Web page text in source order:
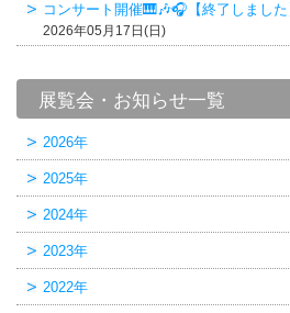
コンサート開催🎹🎶🎧【終了しました
2026年05月17日(日)
展覧会・お知らせ一覧
2026年
2025年
2024年
2023年
2022年